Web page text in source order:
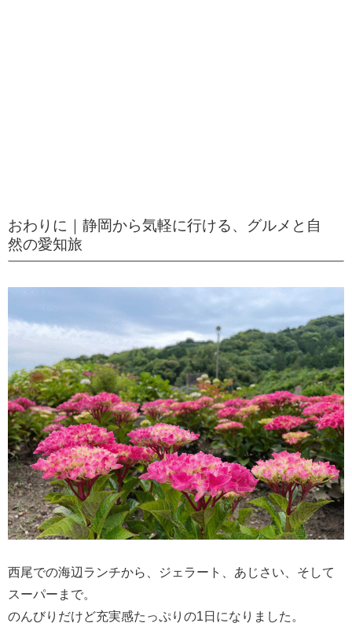
おわりに｜静岡から気軽に行ける、グルメと自
然の愛知旅
西尾での海辺ランチから、ジェラート、あじさい、そして
スーパーまで。
のんびりだけど充実感たっぷりの1日になりました。